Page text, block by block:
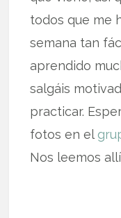
todos que me
semana tan
aprendido
salgáis
practicar.
fotos en el
Nos leemos